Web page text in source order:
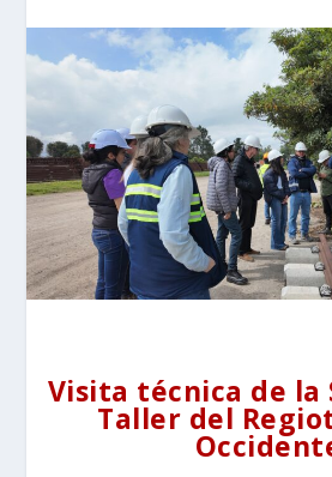
Visita técnica de la
Taller del